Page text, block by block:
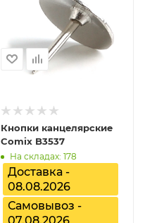
Кнопки канцелярские
Comix B3537
На складах: 178
Доставка -
08.08.2026
Самовывоз -
07.08.2026